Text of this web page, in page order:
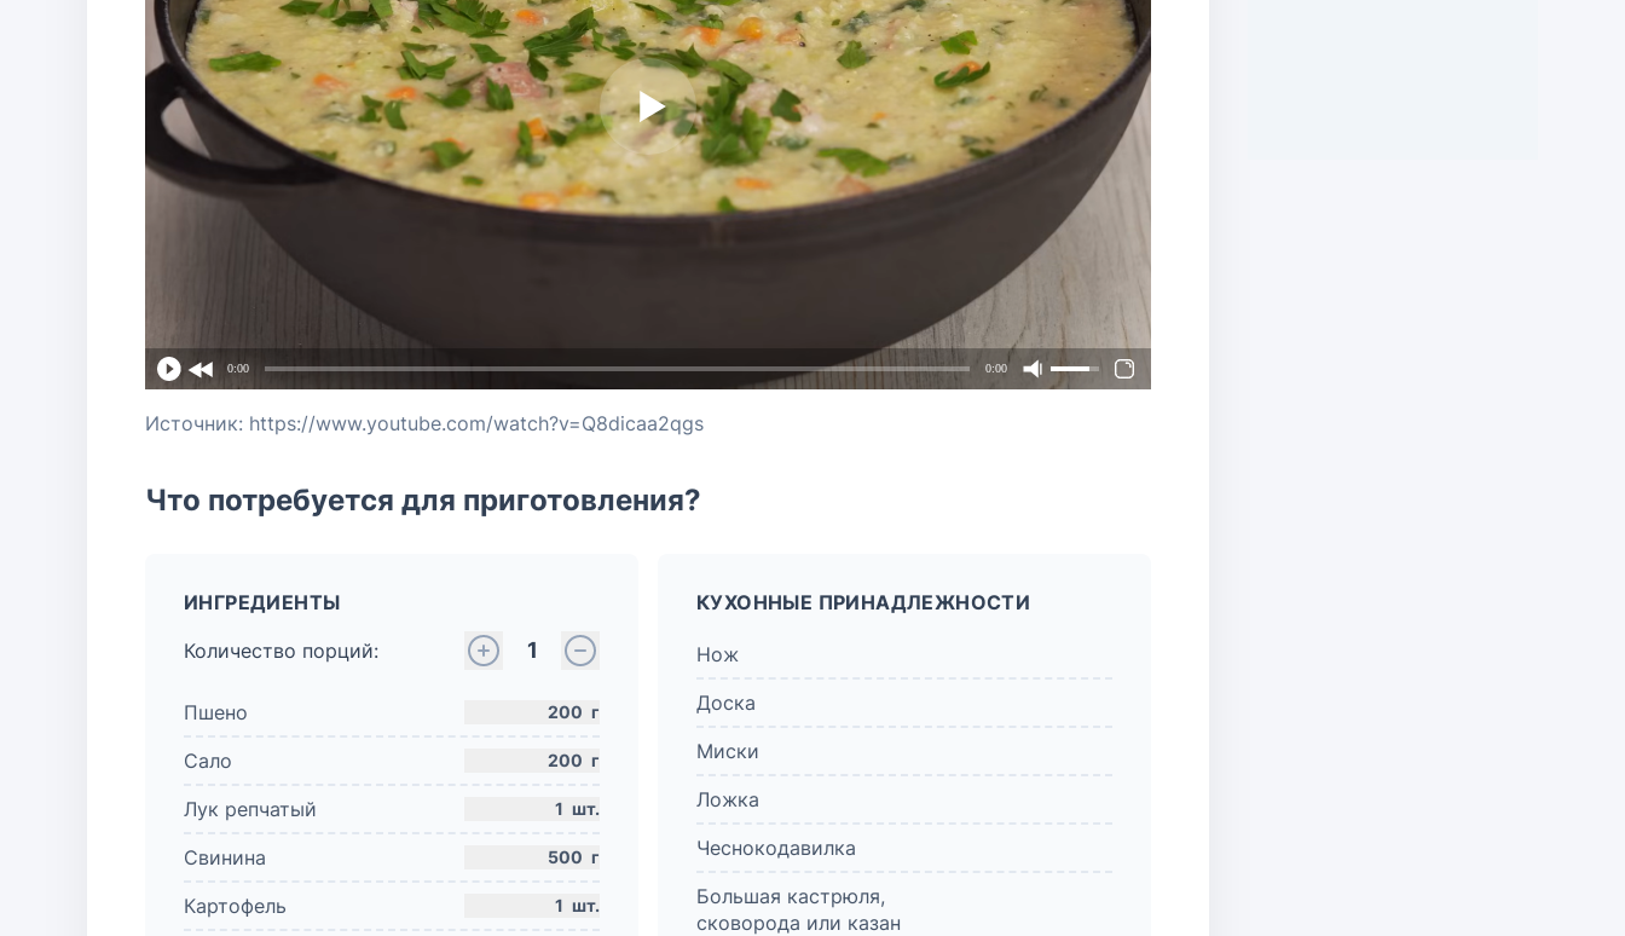
0:00 0:00
Источник: https://www.youtube.com/watch?v=Q8dicaa2qgs
Что потребуется для приготовления?
ИНГРЕДИЕНТЫ
Количество порций:
1
Пшено 200 г
Сало 200 г
Лук репчатый 1 шт.
Свинина 500 г
Картофель 1 шт.
КУХОННЫЕ ПРИНАДЛЕЖНОСТИ
Нож
Доска
Миски
Ложка
Чеснокодавилка
Большая кастрюля,
сковорода или казан